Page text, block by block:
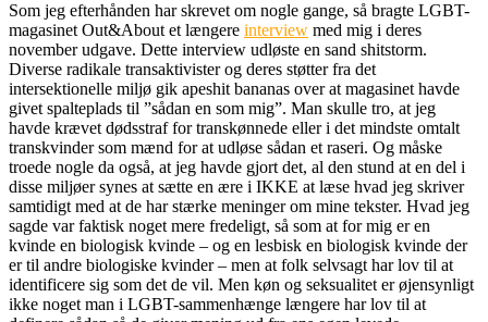
Som jeg efterhånden har skrevet om nogle gange, så bragte LGBT-
magasinet Out&About et længere interview med mig i deres
november udgave. Dette interview udløste en sand shitstorm.
Diverse radikale transaktivister og deres støtter fra det
intersektionelle miljø gik apeshit bananas over at magasinet havde
givet spalteplads til ”sådan en som mig”. Man skulle tro, at jeg
havde krævet dødsstraf for transkønnede eller i det mindste omtalt
transkvinder som mænd for at udløse sådan et raseri. Og måske
troede nogle da også, at jeg havde gjort det, al den stund at en del i
disse miljøer synes at sætte en ære i IKKE at læse hvad jeg skriver
samtidigt med at de har stærke meninger om mine tekster. Hvad jeg
sagde var faktisk noget mere fredeligt, så som at for mig er en
kvinde en biologisk kvinde – og en lesbisk en biologisk kvinde der
er til andre biologiske kvinder – men at folk selvsagt har lov til at
identificere sig som det de vil. Men køn og seksualitet er øjensynligt
ikke noget man i LGBT-sammenhænge længere har lov til at